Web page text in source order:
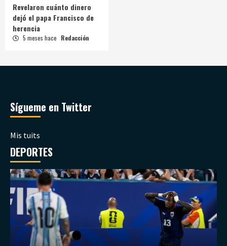
Revelaron cuánto dinero
dejó el papa Francisco de
herencia
5 meses hace Redacción
Sígueme en Twitter
Mis tuits
DEPORTES